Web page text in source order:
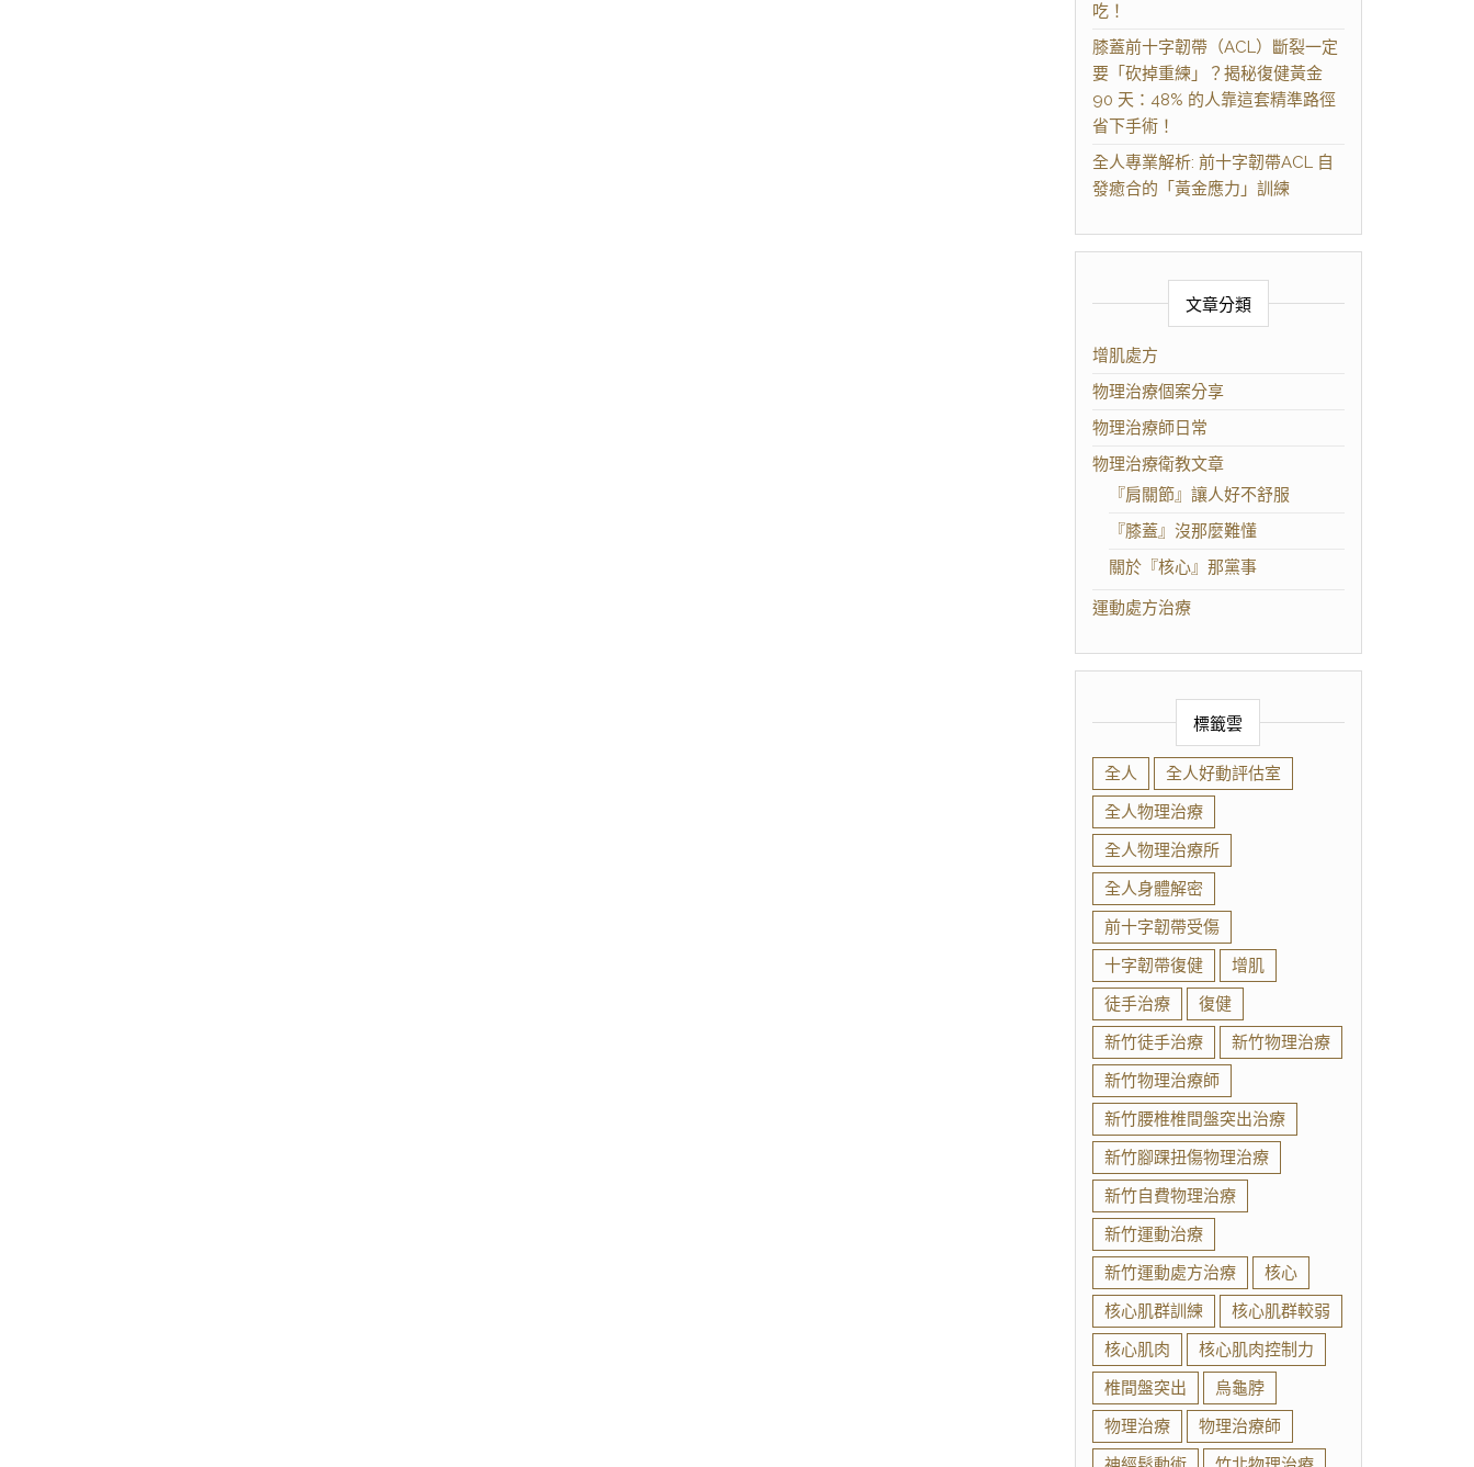
吃！
膝蓋前十字韌帶（ACL）斷裂一定
要「砍掉重練」？揭秘復健黃金
90 天：48% 的人靠這套精準路徑
省下手術！
全人專業解析: 前十字韌帶ACL 自
發癒合的「黃金應力」訓練
文章分類
增肌處方
物理治療個案分享
物理治療師日常
物理治療衛教文章
『肩關節』讓人好不舒服
『膝蓋』沒那麼難懂
關於『核心』那黨事
運動處方治療
標籤雲
全人
全人好動評估室
全人物理治療
全人物理治療所
全人身體解密
前十字韌帶受傷
十字韌帶復健
增肌
徒手治療
復健
新竹徒手治療
新竹物理治療
新竹物理治療師
新竹腰椎椎間盤突出治療
新竹腳踝扭傷物理治療
新竹自費物理治療
新竹運動治療
新竹運動處方治療
核心
核心肌群訓練
核心肌群較弱
核心肌肉
核心肌肉控制力
椎間盤突出
烏龜脖
物理治療
物理治療師